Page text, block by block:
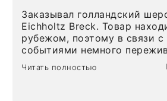
Заказывал голландский
Eichholtz Breck. Товар
рубежом, поэтому в связи с
событиями немного
Но homeadore привезли
определенное в договоре
Читать полностью